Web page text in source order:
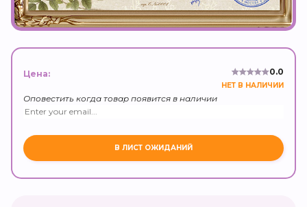
Цена: 0.0
НЕТ В НАЛИЧИИ
Оповестить когда товар появится в наличии